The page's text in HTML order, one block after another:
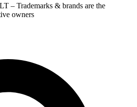
– Trademarks & brands are the
owners